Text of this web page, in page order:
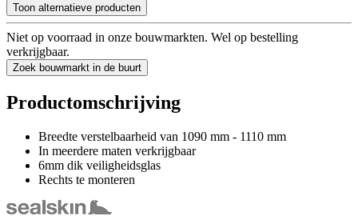
Toon alternatieve producten
Niet op voorraad in onze bouwmarkten. Wel op bestelling
verkrijgbaar.
Zoek bouwmarkt in de buurt
Productomschrijving
Breedte verstelbaarheid van 1090 mm - 1110 mm
In meerdere maten verkrijgbaar
6mm dik veiligheidsglas
Rechts te monteren